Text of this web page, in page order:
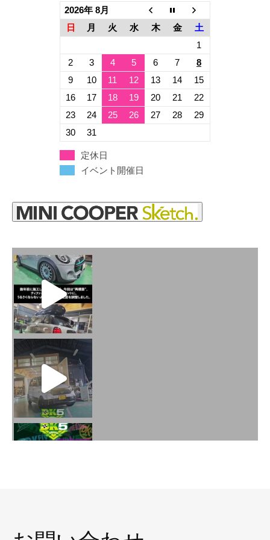
2026年 8月
日
月 火 水 木 金
土
1
2
3 4 5 6 7
8
9
10 11 12 13 14
15
16
17 18 19 20 21
22
23
24 25 26 27 28
29
30
31
定休日
イベント開催日
火曜日水曜日は定休